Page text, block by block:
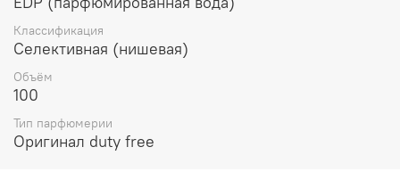
Классификация
Селективная (нишевая)
Объём
100
Тип парфюмерии
Оригинал duty free